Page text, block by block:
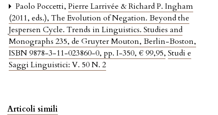
Paolo Poccetti, Pierre Larrivée & Richard P. Ingham
(2011, eds.), The Evolution of Negation. Beyond the
Jespersen Cycle. Trends in Linguistics. Studies and
Monographs 235, de Gruyter Mouton, Berlin-Boston,
ISBN 9878-3-11-023860-0, pp. I-350, € 99,95, Studi e
Saggi Linguistici: V. 50 N. 2
Articoli simili